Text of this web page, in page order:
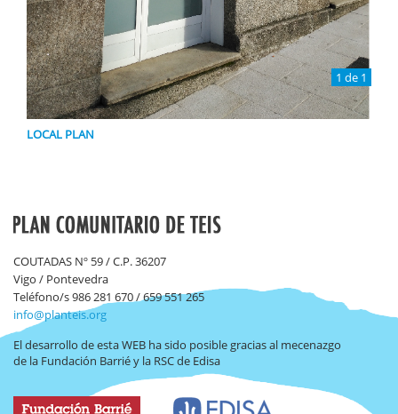
1 de 1
LOCAL PLAN
COUTADAS Nº 59 / C.P. 36207
Vigo / Pontevedra
Teléfono/s 986 281 670 / 659 551 265
info@planteis.org
El desarrollo de esta WEB ha sido posible gracias al mecenazgo
de la Fundación Barrié y la RSC de Edisa